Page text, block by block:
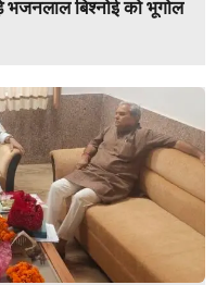
बिश्नोई को भूगोल